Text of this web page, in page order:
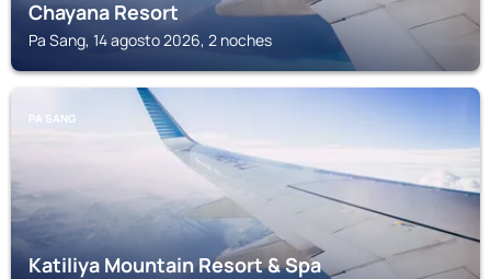
Chayana Resort
Pa Sang, 14 agosto 2026, 2 noches
PA SANG
Katiliya Mountain Resort & Spa